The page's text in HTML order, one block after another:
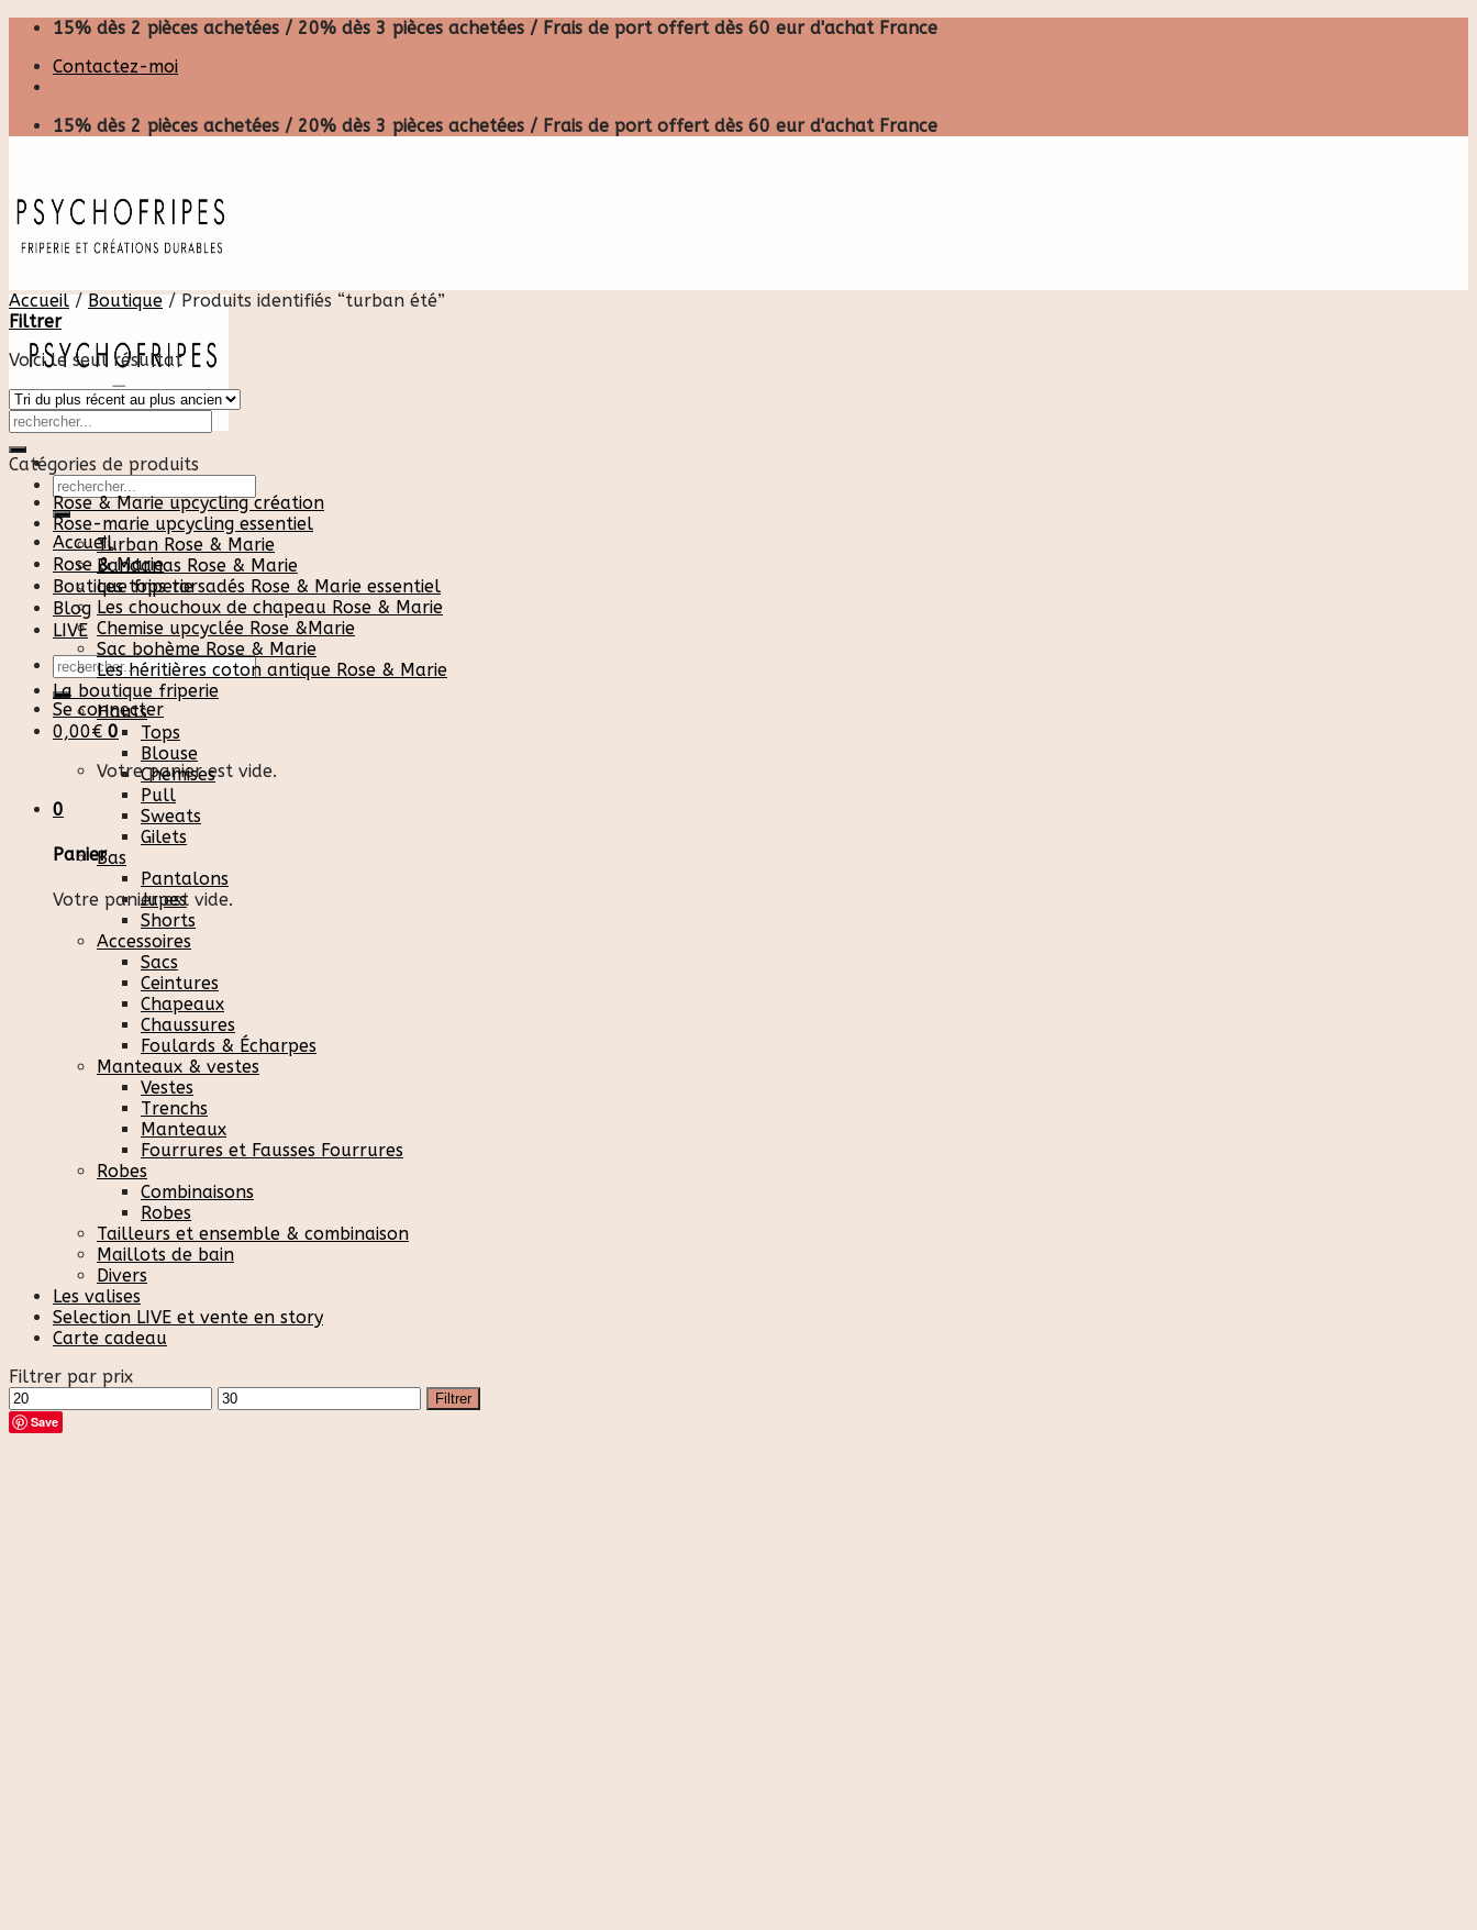
Skip
content
15% dès 2 pièces achetées / 20% dès 3 pièces achetées / Frais de port offert dès 60 eur d'achat France
Contactez-moi
15% dès 2 pièces achetées / 20% dès 3 pièces achetées / Frais de port offert dès 60 eur d'achat France
Recherche
pour :
Accueil
Rose & Marie
Boutique friperie
Blog
LIVE
Recherche
pour :
Se connecter
0,00€ 0
Votre panier est vide.
0
Panier
Votre panier est vide.
Accueil / Boutique /Produits identifiés “turban été”
Filtrer
Voici le seul résultat
Catégories de produits
Rose & Marie upcycling création
Rose-marie upcycling essentiel
Turban Rose & Marie
Bandanas Rose & Marie
Les tops torsadés Rose & Marie essentiel
Les chouchoux de chapeau Rose & Marie
Chemise upcyclée Rose &Marie
Sac bohème Rose & Marie
Les héritières coton antique Rose & Marie
La boutique friperie
Hauts
Tops
Blouse
Chemises
Pull
Sweats
Gilets
Bas
Pantalons
Jupes
Shorts
Accessoires
Sacs
Ceintures
Chapeaux
Chaussures
Foulards & Écharpes
Manteaux & vestes
Vestes
Trenchs
Manteaux
Fourrures et Fausses Fourrures
Robes
Combinaisons
Robes
Tailleurs et ensemble & combinaison
Maillots de bain
Divers
Les valises
Selection LIVE et vente en story
Carte cadeau
Filtrer par prix
Prix
min
Prix
max
Filtrer
Save